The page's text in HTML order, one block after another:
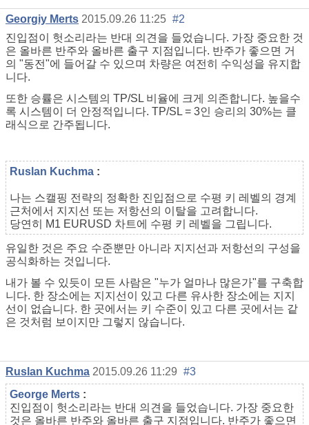
Georgiy Merts 2015.09.26 11:25 #2
진입점이 헛소리라는 반대 의견을 들었습니다. 가장 중요한 것
은 올바른 반주와 올바른 출구 지점입니다. 반주가 좋으면 거
의 "동전"에 들어갈 수 있으며 차량은 여전히 수익성을 유지합
니다.
또한 승률은 시스템의 TP/SL 비율에 크게 의존합니다. 높을수
록 시스템이 더 안정적입니다. TP/SL = 3인 승리의 30%는 클
래식으로 간주됩니다.
Ruslan Kuchma :
나는 스캘핑 전략의 정확한 진입점으로 수평 키 레벨의 경계
근처에서 지지선 또는 저항선의 이탈을 고려합니다.
당연히 M1 EURUSD 차트에 수평 키 레벨을 그립니다.
유일한 것은 주요 수준뿐만 아니라 지지선과 저항선의 구성을
공식화하는 것입니다.
내가 볼 수 있듯이 모든 사람은 "누가 얼마나 많은가"를 구축합
니다. 한 장소에는 지지선이 있고 다른 유사한 장소에는 지지
선이 없습니다. 한 곳에서는 키 수준이 있고 다른 곳에서는 같
은 것처럼 보이지만 그렇지 않습니다.
Ruslan Kuchma 2015.09.26 11:29 #3
George Merts :
진입점이 헛소리라는 반대 의견을 들었습니다. 가장 중요한
것은 올바른 반주와 올바른 출구 지점입니다. 반주가 좋으면